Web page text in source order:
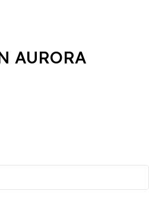
AURORA